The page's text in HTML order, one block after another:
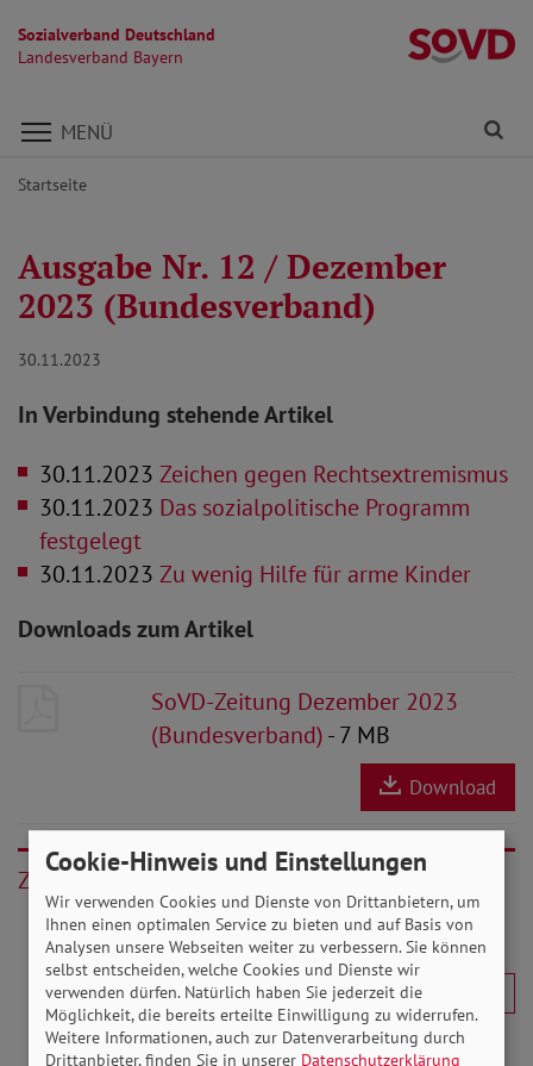
Sozialverband Deutschland
Landesverband Bayern
Direkt zu den Inhalten springen
MENÜ
Startseite
Ausgabe Nr. 12 / Dezember
2023 (Bundesverband)
30.11.2023
In Verbindung stehende Artikel
30.11.2023 Zeichen gegen Rechtsextremismus
30.11.2023 Das sozialpolitische Programm
festgelegt
30.11.2023 Zu wenig Hilfe für arme Kinder
Downloads zum Artikel
SoVD-Zeitung Dezember 2023
(Bundesverband)- 7 MB
Download
Zurück
Cookie-Hinweis und Einstellungen
Wir verwenden Cookies und Dienste von Drittanbietern, um
Ihnen einen optimalen Service zu bieten und auf Basis von
Analysen unsere Webseiten weiter zu verbessern. Sie können
selbst entscheiden, welche Cookies und Dienste wir
verwenden dürfen. Natürlich haben Sie jederzeit die
Möglichkeit, die bereits erteilte Einwilligung zu widerrufen.
Weitere Informationen, auch zur Datenverarbeitung durch
Drittanbieter, finden Sie in unserer Datenschutzerklärung